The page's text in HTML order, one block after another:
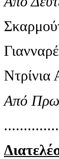
Ντρίνια
Από